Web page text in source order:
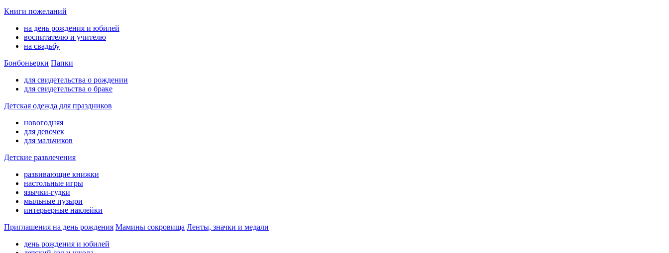
Книги пожеланий
на день рождения и юбилей
воспитателю и учителю
на свадьбу
Бонбоньерки Папки
для свидетельства о рождении
для свидетельства о браке
Детская одежда для праздников
новогодняя
для девочек
для мальчиков
Детские развлечения
развивающие книжки
настольные игры
язычки-гудки
мыльные пузыри
интерьерные наклейки
Приглашения на день рождения Мамины сокровища Ленты, значки и медали
день рождения и юбилей